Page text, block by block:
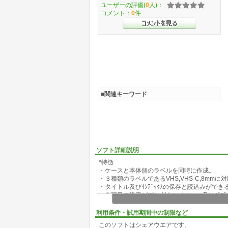
ソフト詳細説明
*特徴
・ケースと本体側のラベルを同時に作成。
・３種類のラベルであるVHS,VHS-C,8mmに対
・タイトル及びｲﾝﾃﾞｯｸｽの保存と読込みができる
・各項目の設定がプルダウンメニュー又はﾀﾞﾌ
・タイトルとｲﾝﾃﾞｯｸｽのﾌｫﾝﾄとｻｲｽﾞと位置の設
・ウィンドウズ上で高品質印刷ができる。(ｶﾗｰﾌ
・なんと、おまけのシールがつくれる。
利用条件・試用期間中の制限など
このソフトはシェアウエアです。
ユーザーの評価(0 人)：
コメント： 0件
■関連キーワード